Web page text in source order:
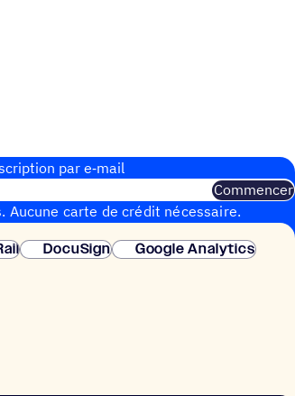
par e‑mail
Commencer
Aucune carte de crédit nécessaire.
DocuSign
Google Analytics